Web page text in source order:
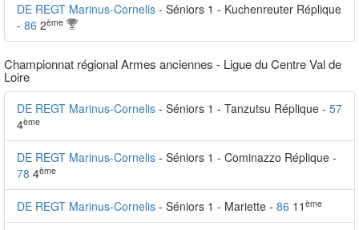
DE REGT Marinus-Cornelis - Séniors 1 - Kuchenreuter Réplique
- 86 2ème
Championnat régional Armes anciennes - Ligue du Centre Val de
Loire
DE REGT Marinus-Cornelis - Séniors 1 - Tanzutsu Réplique - 57
4ème
DE REGT Marinus-Cornelis - Séniors 1 - Cominazzo Réplique -
78 4ème
DE REGT Marinus-Cornelis - Séniors 1 - Mariette - 86 11 ème